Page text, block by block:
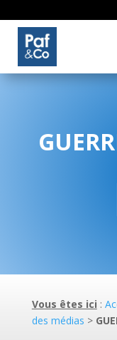
Vous êtes ici :
des médias >